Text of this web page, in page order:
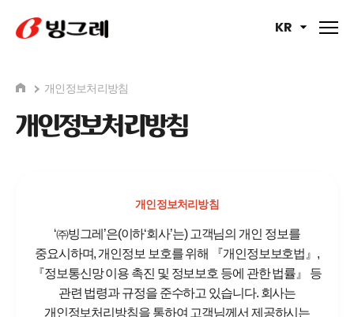
KR
개인정보처리방침
개인정보처리방침
개인정보처리방침
‘㈜빙그레’은(이하‘회사’는) 고객님의 개인 정보를
중요시하며, 개인정보 보호를 위해 『개인정보보호법』,
『정보통신망 이용 촉진 및 정보보호 등에 관한 법률』 등
관련 법령과 규정을 준수하고 있습니다.회사는
개인정보처리방침을 통하여 고객님께서 제공하시는